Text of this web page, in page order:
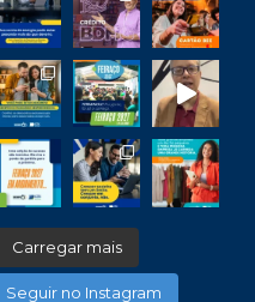
Carregar mais
Seguir no Instagram